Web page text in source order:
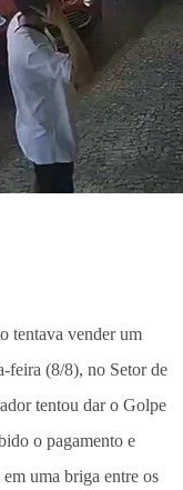
tentava vender um
feira (8/8), no Setor de
tentou dar o Golpe
o pagamento e
uma briga entre os